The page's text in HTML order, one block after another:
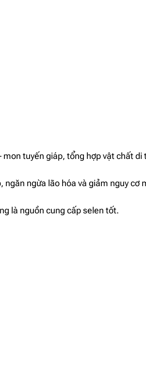
tuyến giáp, tổng hợp vật chất di
ngừa lão hóa và giảm nguy cơ
là nguồn cung cấp selen tốt.